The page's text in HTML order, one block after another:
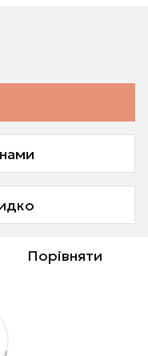
Порівняти